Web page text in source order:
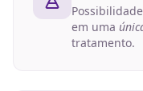
em uma
tratamento.